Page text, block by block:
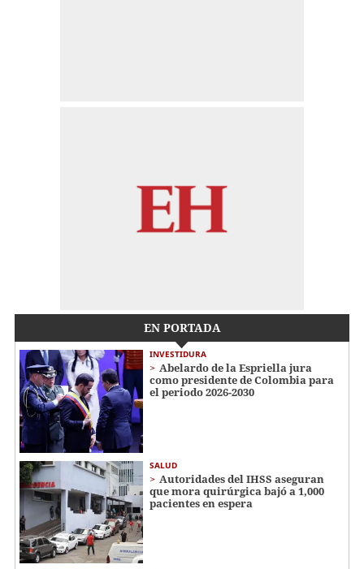
EN PORTADA
INVESTIDURA
Abelardo de la Espriella jura
como presidente de Colombia para
el periodo 2026-2030
SALUD
Autoridades del IHSS aseguran
que mora quirúrgica bajó a 1,000
pacientes en espera